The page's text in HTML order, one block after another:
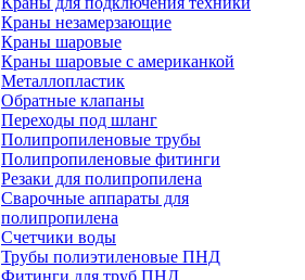
Краны незамерзающие
Краны шаровые
Краны шаровые с американкой
Металлопластик
Обратные клапаны
Переходы под шланг
Полипропиленовые трубы
Полипропиленовые фитинги
Резаки для полипропилена
Сварочные аппараты для
полипропилена
Счетчики воды
Трубы полиэтиленовые ПНД
Фитинги для труб ПНД